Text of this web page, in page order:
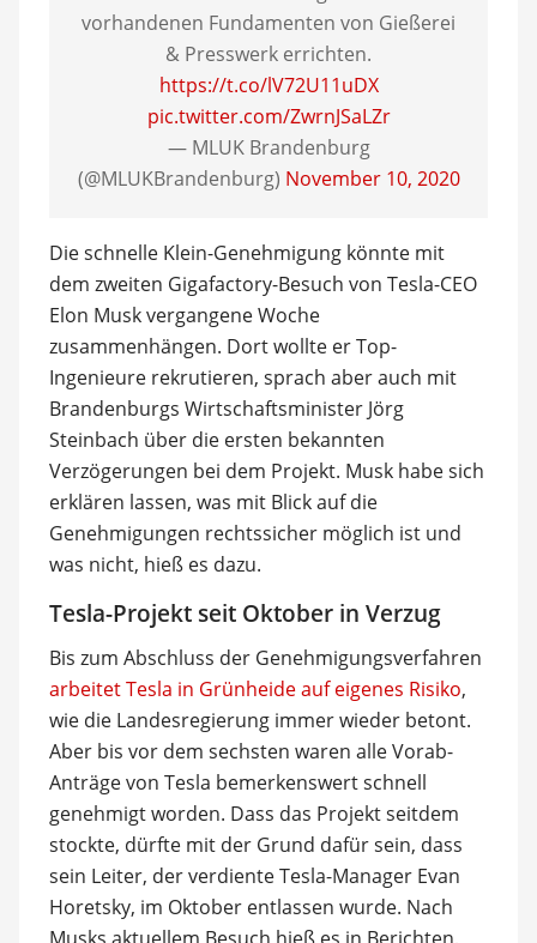
vorhandenen Fundamenten von Gießerei
& Presswerk errichten.
https://t.co/lV72U11uDX
pic.twitter.com/ZwrnJSaLZr
— MLUK Brandenburg
(@MLUKBrandenburg) November 10, 2020
Die schnelle Klein-Genehmigung könnte mit
dem zweiten Gigafactory-Besuch von Tesla-CEO
Elon Musk vergangene Woche
zusammenhängen. Dort wollte er Top-
Ingenieure rekrutieren, sprach aber auch mit
Brandenburgs Wirtschaftsminister Jörg
Steinbach über die ersten bekannten
Verzögerungen bei dem Projekt. Musk habe sich
erklären lassen, was mit Blick auf die
Genehmigungen rechtssicher möglich ist und
was nicht, hieß es dazu.
Tesla-Projekt seit Oktober in Verzug
Bis zum Abschluss der Genehmigungsverfahren
arbeitet Tesla in Grünheide auf eigenes Risiko,
wie die Landesregierung immer wieder betont.
Aber bis vor dem sechsten waren alle Vorab-
Anträge von Tesla bemerkenswert schnell
genehmigt worden. Dass das Projekt seitdem
stockte, dürfte mit der Grund dafür sein, dass
sein Leiter, der verdiente Tesla-Manager Evan
Horetsky, im Oktober entlassen wurde. Nach
Musks aktuellem Besuch hieß es in Berichten,